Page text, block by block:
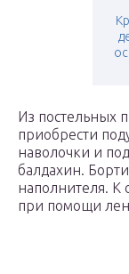
Из постельных
приобрести
наволочки и
балдахин.
наполнителя. К
при помощи